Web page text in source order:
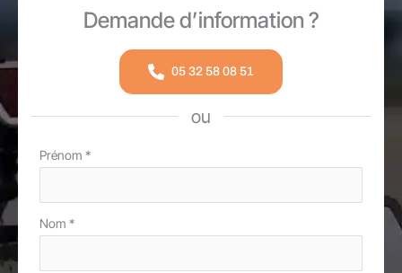
Demande d’information ?
05 32 58 08 51
ou
Formulaire
avec
téléphone
Prénom *
Nom *